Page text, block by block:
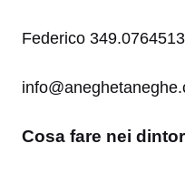
Federico 349.0764513
Cosa fare nei